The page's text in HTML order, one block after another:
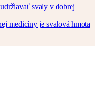
svaly v dobrej
medicíny je svalová hmota